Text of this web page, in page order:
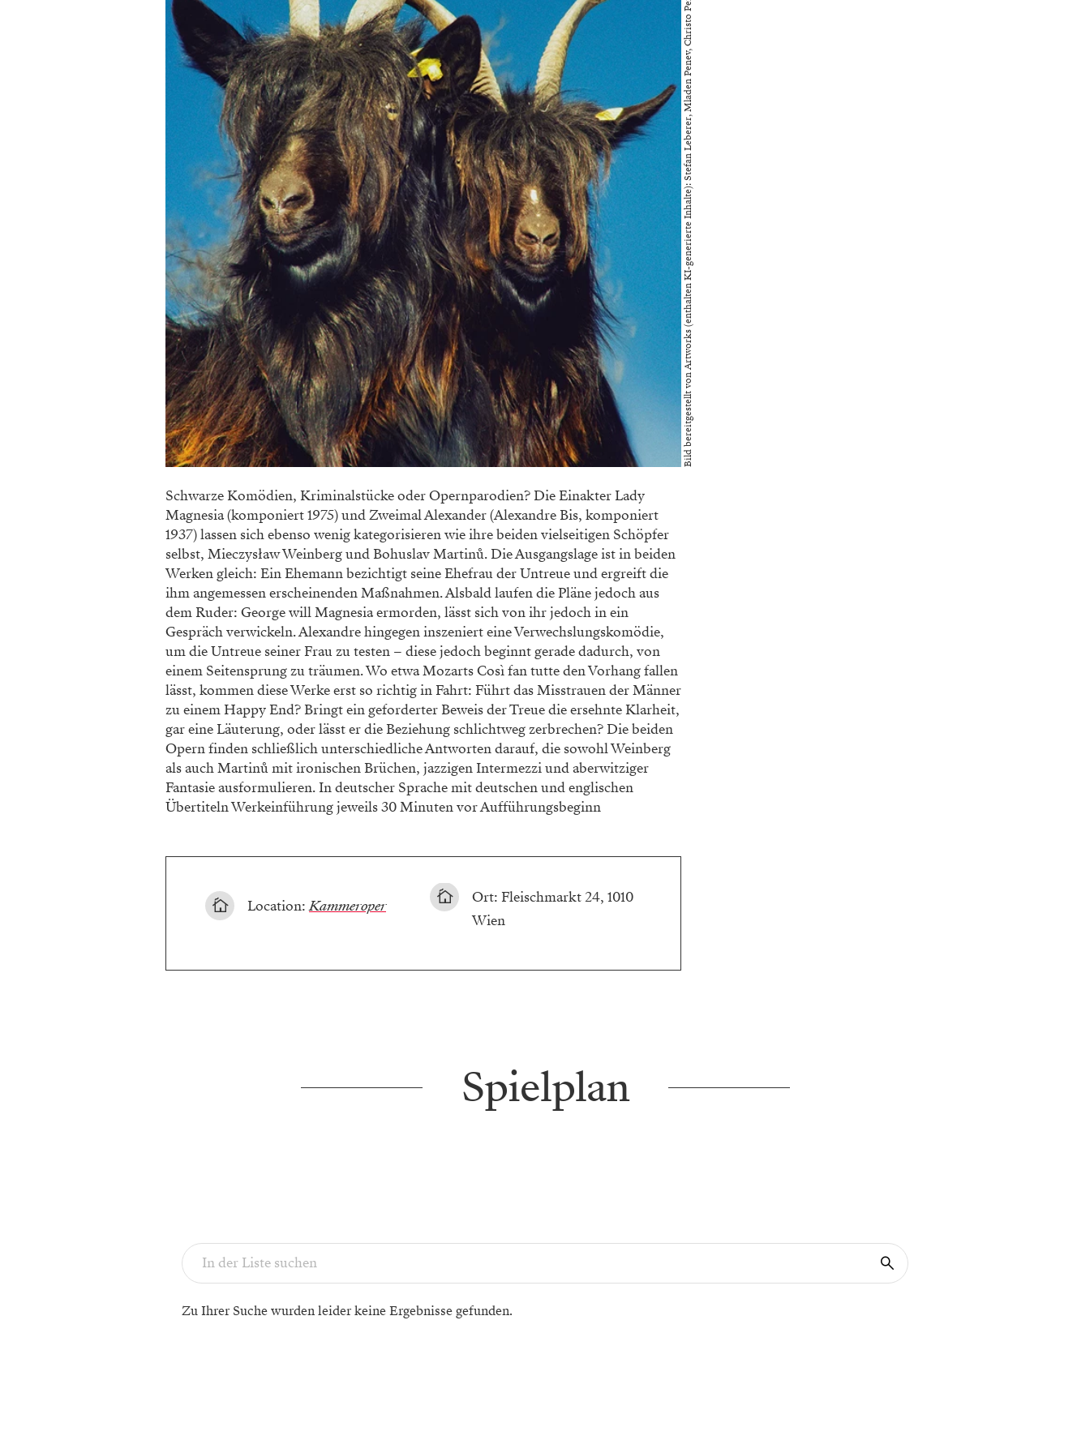
Bild bereitgestellt von Artworks (enthalten KI-generierte Inhalte): Stefan Leberer, Mladen Penev, Christo Penev
Schwarze Komödien, Kriminalstücke oder Opernparodien? Die Einakter Lady
Magnesia (komponiert 1975) und Zweimal Alexander (Alexandre Bis, komponiert
1937) lassen sich ebenso wenig kategorisieren wie ihre beiden vielseitigen Schöpfer
selbst, Mieczysław Weinberg und Bohuslav Martinů. Die Ausgangslage ist in beiden
Werken gleich: Ein Ehemann bezichtigt seine Ehefrau der Untreue und ergreift die
ihm angemessen erscheinenden Maßnahmen. Alsbald laufen die Pläne jedoch aus
dem Ruder: George will Magnesia ermorden, lässt sich von ihr jedoch in ein
Gespräch verwickeln. Alexandre hingegen inszeniert eine Verwechslungskomödie,
um die Untreue seiner Frau zu testen – diese jedoch beginnt gerade dadurch, von
einem Seitensprung zu träumen. Wo etwa Mozarts Così fan tutte den Vorhang fallen
lässt, kommen diese Werke erst so richtig in Fahrt: Führt das Misstrauen der Männer
zu einem Happy End? Bringt ein geforderter Beweis der Treue die ersehnte Klarheit,
gar eine Läuterung, oder lässt er die Beziehung schlichtweg zerbrechen? Die beiden
Opern finden schließlich unterschiedliche Antworten darauf, die sowohl Weinberg
als auch Martinů mit ironischen Brüchen, jazzigen Intermezzi und aberwitziger
Fantasie ausformulieren. In deutscher Sprache mit deutschen und englischen
Übertiteln Werkeinführung jeweils 30 Minuten vor Aufführungsbeginn
Location:Kammeroper
Ort: Fleischmarkt 24, 1010
Wien
Spielplan
Zu Ihrer Suche wurden leider keine Ergebnisse gefunden.